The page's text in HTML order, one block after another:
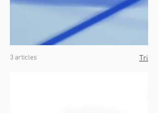
3 articles Tri